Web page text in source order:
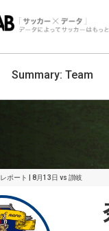
Summary: Team
ポート | 8月13日 vs 讃岐